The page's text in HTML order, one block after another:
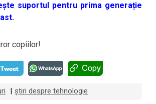
suportul pentru prima generație
copiilor!
știri despre tehnologie